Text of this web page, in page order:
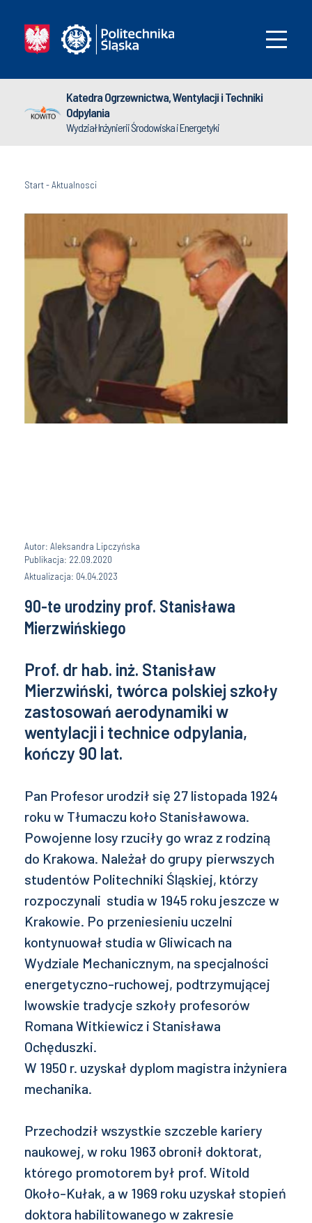
Katedra Ogrzewnictwa, Wentylacji i Techniki
Odpylania
Wydział Inżynierii Środowiska i Energetyki
Start-Aktualnosci
Autor: Aleksandra Lipczyńska
Publikacja: 22.09.2020
Aktualizacja: 04.04.2023
90-te urodziny prof. Stanisława
Mierzwińskiego
Prof. dr hab. inż. Stanisław
Mierzwiński, twórca polskiej szkoły
zastosowań aerodynamiki w
wentylacji i technice odpylania,
kończy 90 lat.
Pan Profesor urodził się 27 listopada 1924
roku w Tłumaczu koło Stanisławowa.
Powojenne losy rzuciły go wraz z rodziną
do Krakowa. Należał do grupy pierwszych
studentów Politechniki Śląskiej, którzy
rozpoczynali studia w 1945 roku jeszcze w
Krakowie. Po przeniesieniu uczelni
kontynuował studia w Gliwicach na
Wydziale Mechanicznym, na specjalności
energetyczno-ruchowej, podtrzymującej
lwowskie tradycje szkoły profesorów
Romana Witkiewicz i Stanisława
Ochęduszki.
W 1950 r. uzyskał dyplom magistra inżyniera
mechanika.
Przechodził wszystkie szczeble kariery
naukowej, w roku 1963 obronił doktorat,
którego promotorem był prof. Witold
Około-Kułak, a w 1969 roku uzyskał stopień
doktora habilitowanego w zakresie